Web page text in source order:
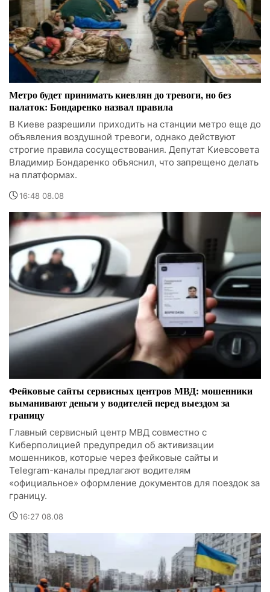
Метро будет принимать киевлян до тревоги, но без
палаток: Бондаренко назвал правила
В Киеве разрешили приходить на станции метро еще до
объявления воздушной тревоги, однако действуют
строгие правила сосуществования. Депутат Киевсовета
Владимир Бондаренко объяснил, что запрещено делать
на платформах.
16:48 08.08
Фейковые сайты сервисных центров МВД: мошенники
выманивают деньги у водителей перед выездом за
границу
Главный сервисный центр МВД совместно с
Киберполицией предупредил об активизации
мошенников, которые через фейковые сайты и
Telegram-каналы предлагают водителям
«официальное» оформление документов для поездок за
границу.
16:27 08.08